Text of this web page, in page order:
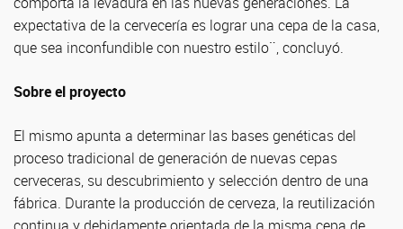
expectativa de la cervecería es lograr una cepa de la casa,
que sea inconfundible con nuestro estilo¨, concluyó.
Sobre el proyecto
El mismo apunta a determinar las bases genéticas del
proceso tradicional de generación de nuevas cepas
cerveceras, su descubrimiento y selección dentro de una
fábrica. Durante la producción de cerveza, la reutilización